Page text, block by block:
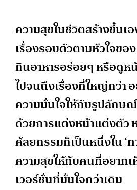
ความสุขในชีวิตสร้างขึ้นเ
เรื่องรอบตัวตามหัวใจขอ
กินอาหารอร่อยๆ หรือดูห
ไปจนถึงเรื่องที่ใหญ่กว่า
ความมั่นใจให้กับรูปลักษ
ด้วยการแต่งหน้าแต่งตัว
ศัลยกรรมก็เป็นหนึ่งใน ‘ท
ความสุขให้กับคนที่อยากเ
เวอร์ชั่นที่มั่นใจกว่าเดิม